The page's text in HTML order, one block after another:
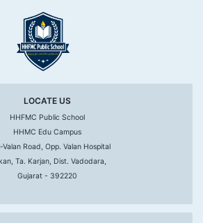
LOCATE US
HHFMC Public School
HHMC Edu Campus
Valan Road, Opp. Valan Hospital
Ta. Karjan, Dist. Vadodara,
Gujarat - 392220